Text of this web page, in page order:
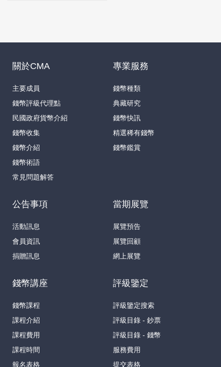
關於CMA
主要成員
錢幣評級代理點
民國政府貨幣介紹
錢幣收集
錢幣介紹
錢幣術語
常見問題解答
專業服務
錢幣種類
典藏研究
錢幣快訊
精選稀有錢幣
錢幣鑑賞
公告事項
活動訊息
會員資訊
捐贈訊息
當期展覽
展覽預告
展覽回顧
網上展覽
錢幣講座
錢幣課程
課程介紹
課程費用
課程時間
報名表格
評級鑒定
評級鑒定搜索
評級目錄 - 鈔票
評級目錄 - 錢幣
服務費用
提交表格